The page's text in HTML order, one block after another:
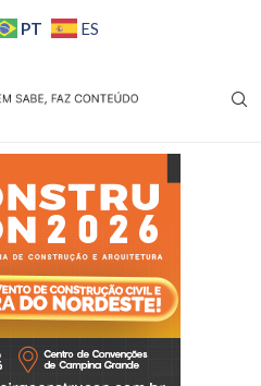
PT ES